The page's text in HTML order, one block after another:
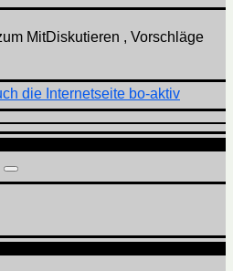
MitDiskutieren , Vorschläge
Suchen